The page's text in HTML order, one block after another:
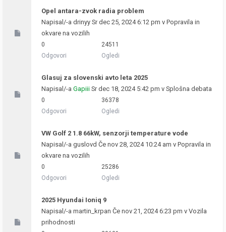
Opel antara-zvok radia problem
Napisal/-a drinyy Sr dec 25, 2024 6:12 pm v Popravila in
okvare na vozilih
0
Odgovori
24511
Ogledi
Glasuj za slovenski avto leta 2025
Napisal/-a Gapiii Sr dec 18, 2024 5:42 pm v Splošna debata
0
Odgovori
36378
Ogledi
VW Golf 2 1.8 66kW, senzorji temperature vode
Napisal/-a guslovd Če nov 28, 2024 10:24 am v Popravila in
okvare na vozilih
0
Odgovori
25286
Ogledi
2025 Hyundai Ioniq 9
Napisal/-a martin_krpan Če nov 21, 2024 6:23 pm v Vozila
prihodnosti